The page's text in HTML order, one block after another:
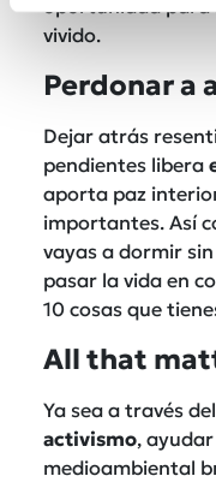
vivido.
Perdonar a
Dejar atrás
pendientes libera
aporta paz
importantes. Así
vayas a dormir
pasar la vida en
10 cosas que
All that
Ya sea a través del
activismo,
medioambiental